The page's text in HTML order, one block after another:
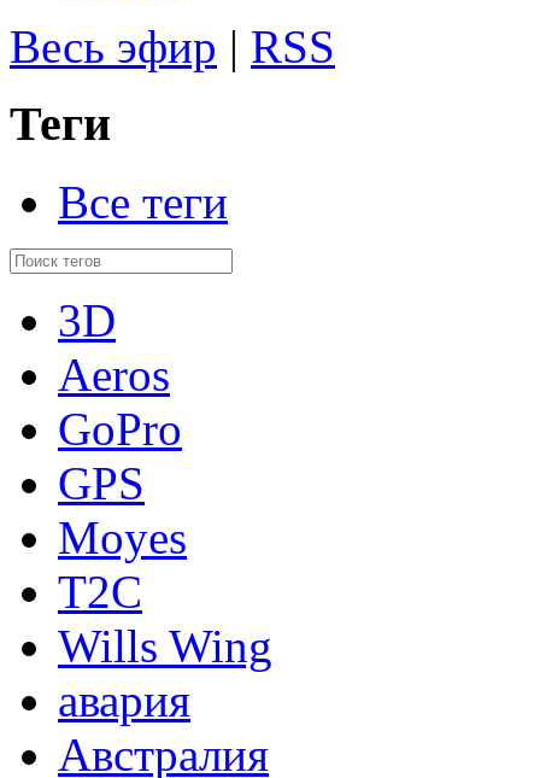
Весь эфир | RSS
Теги
Все теги
3D
Aeros
GoPro
GPS
Moyes
T2C
Wills Wing
авария
Австралия